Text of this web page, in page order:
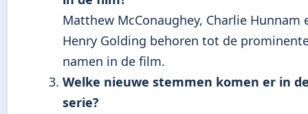
Matthew McConaughey, Charlie Hunnam
Henry Golding behoren tot de
namen in de film.
Welke nieuwe stemmen komen er in
serie?